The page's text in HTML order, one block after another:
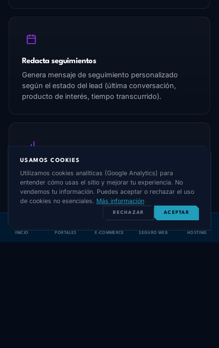
Redacta seguimientos
Genera mensaje de seguimiento personalizado
según el estado del lead (última conversación,
producto de interés, tiempo transcurrido).
Revisa conversaciones perdidas y explica por qué:
objeción no resuelta, demora en responder, precio
no argumentado, falta de urgencia.
INICIO PORTALES E-COMMERCE SEGURO WEB HOSTING
USAMOS COOKIES
Utilizamos cookies analíticas (Google Analytics) para
entender cómo usas el sitio y mejorar tu experiencia. No
vendemos tu información. Puedes aceptar o rechazar el uso
de cookies no esenciales. Más información
RECHAZAR ACEPTAR